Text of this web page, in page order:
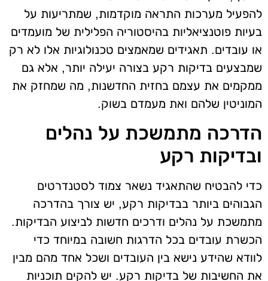
להפעיל מערכות התראה מוקדמות, שמתריעות על
בעיות פוטנציאליות בהיסטוריה הפלילית של מועמדים
או עובדים. תאגידים שמאמצים טכנולוגיות אלו לא רק
שמבצעים בדיקות רקע בצורה יעילה יותר, אלא גם
ממקמים את עצמם בחזית החדשנות, מה שמחזק את
המוניטין שלהם ואת מעמדם בשוק.
הדרכה מתמשכת על נהלים
ובדיקות רקע
כדי להבטיח שהתאגיד נשאר צמוד לסטנדרטים
הגבוהים ביותר בבדיקות רקע, יש צורך בהדרכה
מתמשכת על נהלים ודרכים חדשות לביצוע הבדיקות.
הכשרת עובדים בכל הדרגות חשובה במיוחד כדי
לוודא שהידע נישא בין העובדים ושכל אחד מהם מבין
את החשיבות של בדיקות רקע. יש להקים תוכניות